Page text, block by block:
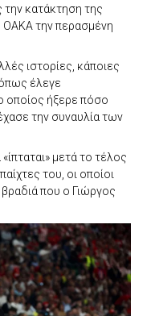
την κατάκτηση της
ΟΑΚΑ την περασμένη
ιστορίες, κάποιες
έλεγε
οποίος ήξερε πόσο
την συναυλία των
μετά το τέλος
του, οι οποίοι
βραδιά που ο Γιώργος